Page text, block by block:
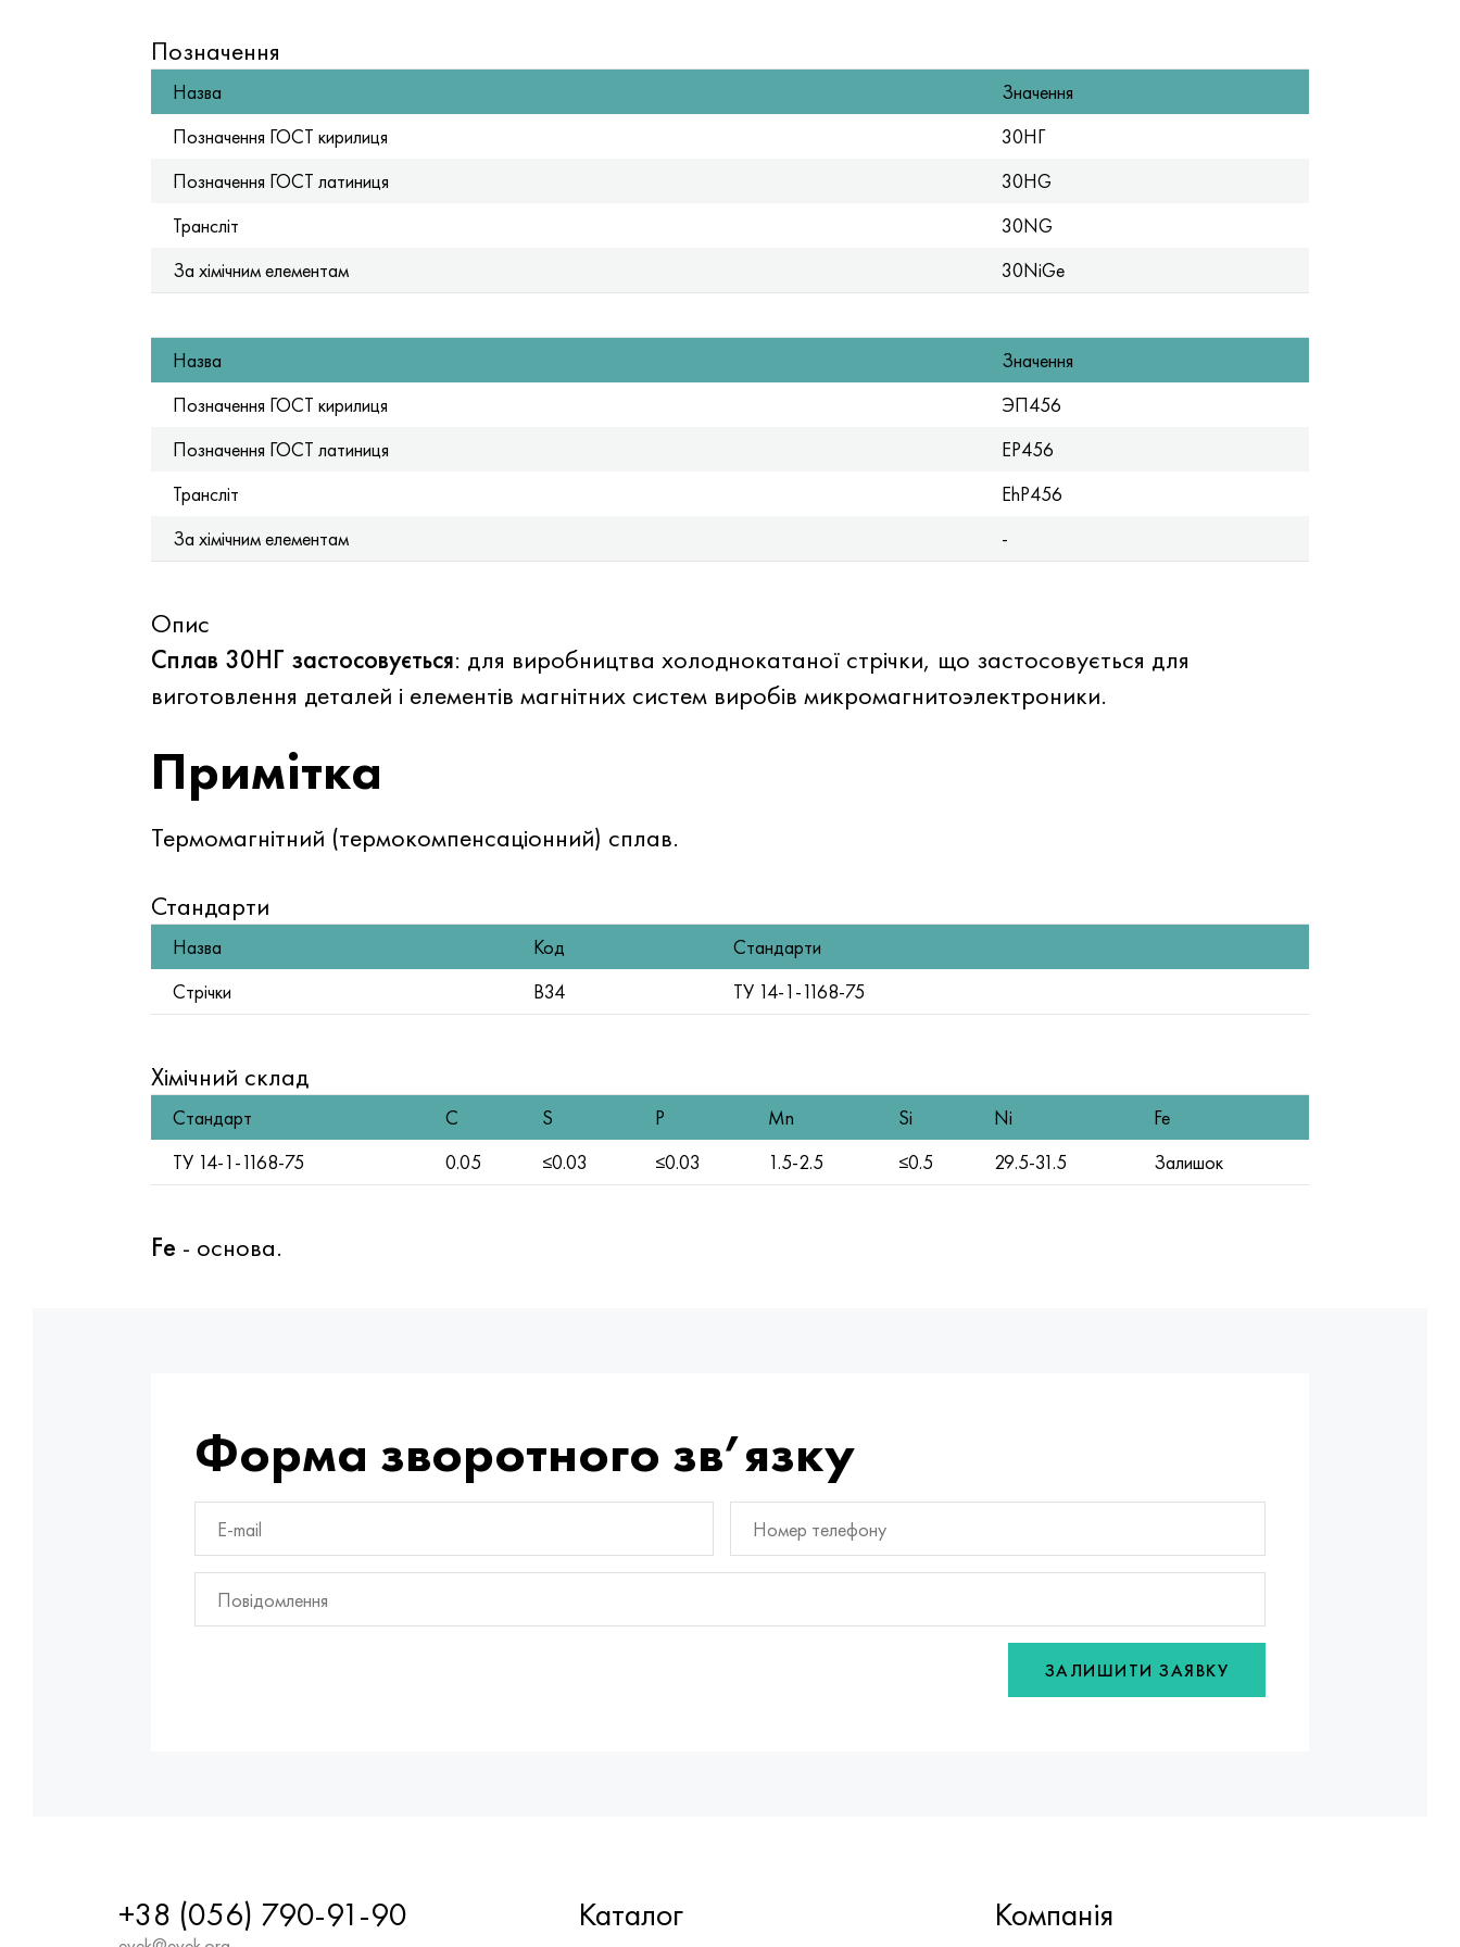
Позначення
Назва
Значення
Позначення ГОСТ кирилиця
30НГ
Позначення ГОСТ латиниця
30HG
Трансліт
30NG
За хімічним елементам
30NiGe
Назва
Значення
Позначення ГОСТ кирилиця
ЭП456
Позначення ГОСТ латиниця
EP456
Трансліт
EhP456
За хімічним елементам
-
Опис
Сплав 30НГ застосовується: для виробництва холоднокатаної стрічки, що застосовується для
виготовлення деталей і елементів магнітних систем виробів микромагнитоэлектроники.
Примітка
Термомагнітний (термокомпенсаціонний) сплав.
Стандарти
Назва Код
Стандарти
Стрічки
В34 TУ 14-1-1168-75
Хімічний склад
Стандарт C S P Mn Si Ni
Fe
TУ 14-1-1168-75
0.05 ≤0.03 ≤0.03 1.5-2.5 ≤0.5 29.5-31.5 Залишок
Fe - основа.
Форма зворотного зв’язку
ЗАЛИШИТИ ЗАЯВКУ
+38 (056) 790-91-90
Каталог
Компанія